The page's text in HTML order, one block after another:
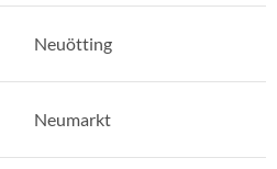
Neuötting
Neumarkt